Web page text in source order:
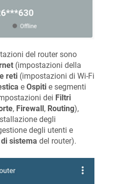
del router sono
(impostazioni della
reti (impostazioni di Wi-Fi
e Ospiti e segmenti
dei Filtri
, Firewall , Routing),
degli
degli utenti e
sistema del router).